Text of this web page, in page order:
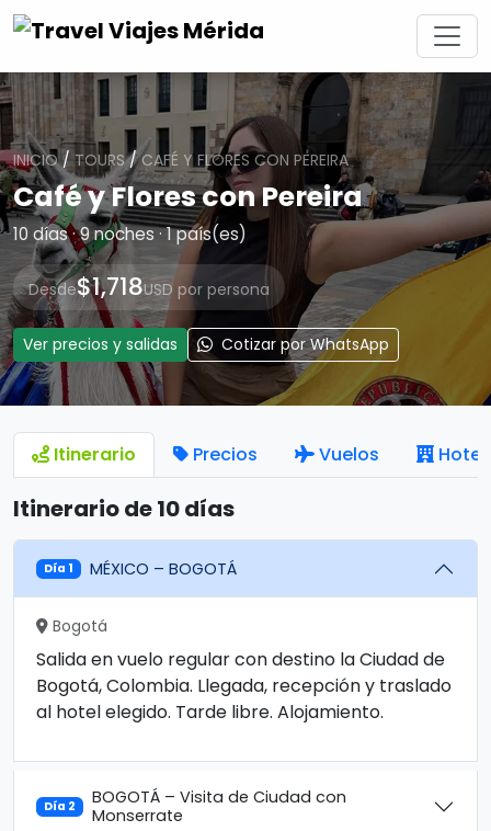
INICIO/ TOURS/CAFÉ Y FLORES CON PEREIRA
Café y Flores con Pereira
10 días · 9 noches · 1 país(es)
Desde$1,718USD por persona
Ver precios y salidas Cotizar por WhatsApp
Itinerario Precios Vuelos
Itinerario de 10 días
Día 1 MÉXICO – BOGOTÁ
Bogotá
Salida en vuelo regular con destino la Ciudad de
Bogotá, Colombia. Llegada, recepción y traslado
al hotel elegido. Tarde libre. Alojamiento.
Día 2
BOGOTÁ – Visita de Ciudad con
Monserrate